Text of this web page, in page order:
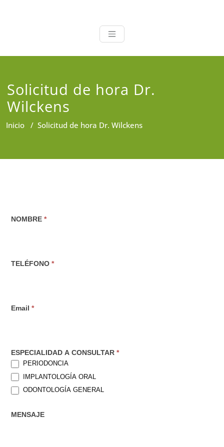
Salud a Tu
Profesionales de la Salud en un
Solicitud de hora Dr.
Wilckens
Inicio / Solicitud de hora Dr. Wilckens
Solicitud
Wilckens
NOMBRE *
TELÉFONO *
Email *
ESPECIALIDAD A CONSULTAR *
PERIODONCIA
IMPLANTOLOGÍA ORAL
ODONTOLOGÍA GENERAL
MENSAJE